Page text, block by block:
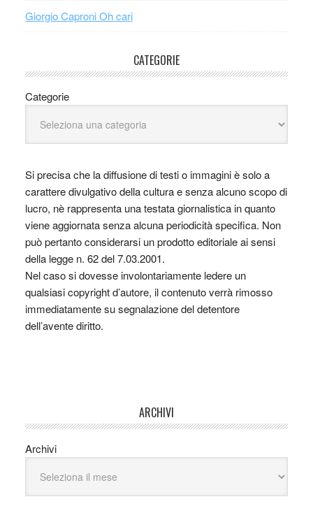
Giorgio Caproni Oh cari
CATEGORIE
Categorie
Si precisa che la diffusione di testi o immagini è solo a
carattere divulgativo della cultura e senza alcuno scopo di
lucro, nè rappresenta una testata giornalistica in quanto
viene aggiornata senza alcuna periodicità specifica. Non
può pertanto considerarsi un prodotto editoriale ai sensi
della legge n. 62 del 7.03.2001.
Nel caso si dovesse involontariamente ledere un
qualsiasi copyright d’autore, il contenuto verrà rimosso
immediatamente su segnalazione del detentore
dell’avente diritto.
ARCHIVI
Archivi